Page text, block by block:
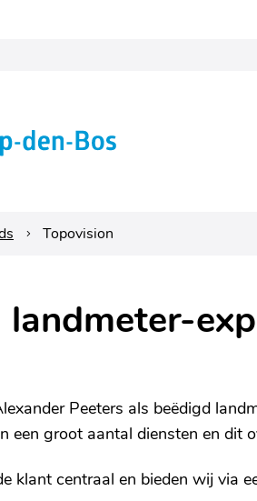
Topovision
landmeter-
Peeters als beëdigd
een groot aantal diensten en dit
klant centraal en bieden wij via